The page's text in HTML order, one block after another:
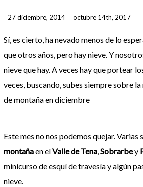
27 diciembre, 2014 octubre 14th, 2017
Sí, es cierto, ha nevado menos de lo
que otros años, pero hay nieve. Y
nieve que hay. A veces hay que portear
veces, buscando, subes siempre sobre la
de montaña en diciembre
Este mes no nos podemos quejar. Varias
montañaen elValle de Tena,Sobrarbey
minicurso de esquí de travesía y algún
nieve.